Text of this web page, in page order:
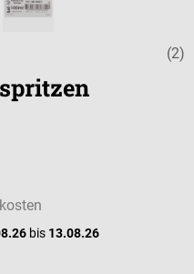
(2)
bis 13.08.26